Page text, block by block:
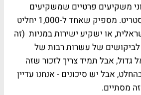
משקיעים פרטיים שמשקיעים
בבורסות בעיקר בוול סטריט. מספיק שאחד ל-1,000 יחליט
או ישקיע ישירות במניות (זה
לביקושים של עשרות רבות של
גדול, אבל תמיד צריך לזכור שזה
אבל יש סיכונים - אנחנו עדיין
מסתיים.